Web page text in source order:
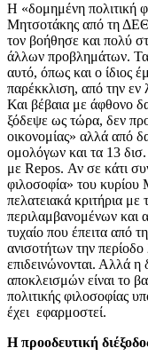
Η «δομημένη πολιτική
Μητσοτάκης από τη ΔΕΘ
τον βοήθησε και πολύ
άλλων προβλημάτων. Τα
αυτό, όπως και ο ίδιος
παρέκκλιση, από την εν
Και βέβαια με άφθονο
ξόδεψε ως τώρα, δεν
οικονομίας» αλλά από
ομολόγων και τα 13
με Repos. Αν σε κάτι
φιλοσοφία» του κυρίου
πελατειακά κριτήρια με
περιλαμβανομένων και
τυχαίο που έπειτα από
ανισοτήτων την
επιδεινώνονται. Αλλά η
αποκλεισμών είναι το
πολιτικής φιλοσοφίας
έχει εφαρμοστεί.
Η προοδευτική